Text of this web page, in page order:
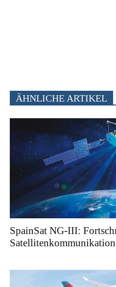
ÄHNLICHE ARTIKEL
SpainSat NG-III: